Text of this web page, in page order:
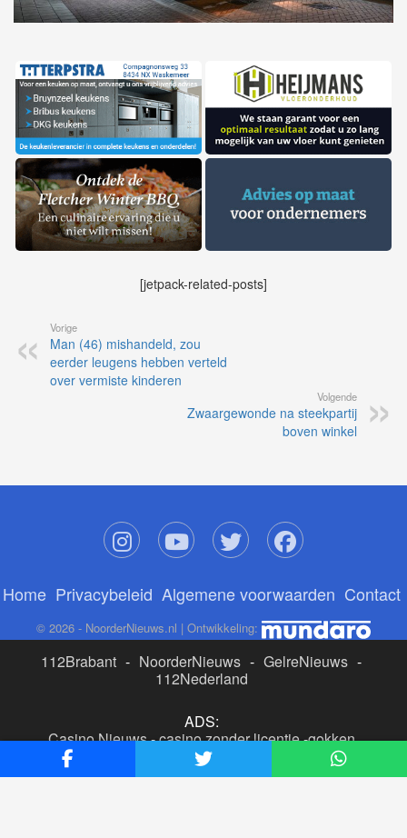
[jetpack-related-posts]
Vorige
Man (46) mishandeld, zou
eerder leugens hebben verteld
over vermiste kinderen
Volgende
Zwaargewonde na steekpartij
boven winkel
Home Privacybeleid Algemene voorwaarden Contact
© 2026 - NoorderNieuws.nl | Ontwikkeling:
112Brabant - NoorderNieuws - GelreNieuws -
112Nederland
ADS:
Casino Nieuws-casino zonder licentie-gokken
buitenlandse site
beste online casino nederland